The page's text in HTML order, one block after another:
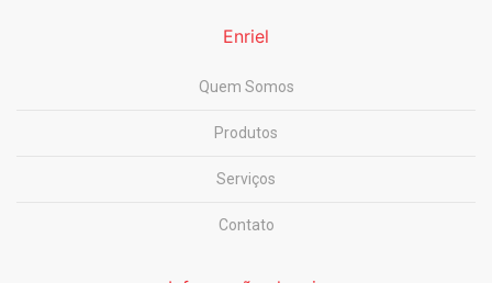
Enriel
Quem Somos
Produtos
Serviços
Contato